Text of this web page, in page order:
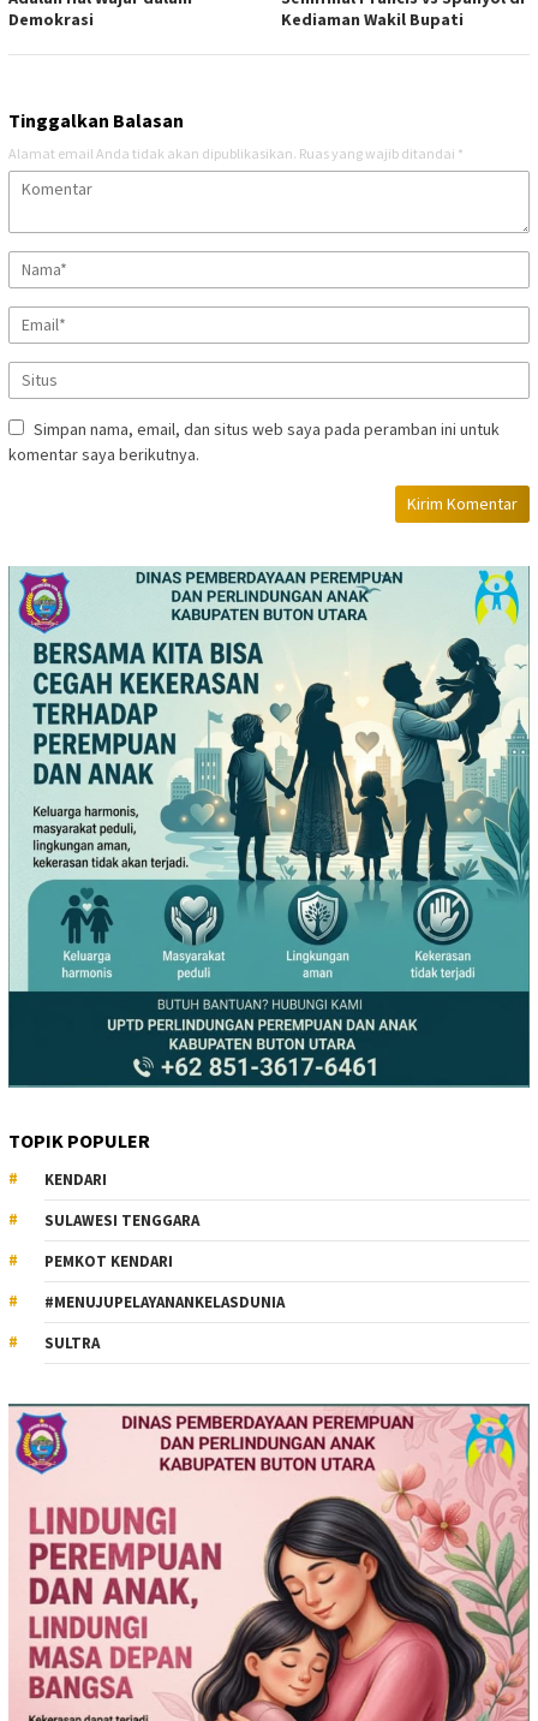
Demokrasi
Kediaman Wakil Bupati
Tinggalkan Balasan
Alamat email Anda tidak akan dipublikasikan. Ruas yang wajib ditandai *
Simpan nama, email, dan situs web saya pada peramban ini untuk
komentar saya berikutnya.
TOPIK POPULER
KENDARI
SULAWESI TENGGARA
PEMKOT KENDARI
#MENUJUPELAYANANKELASDUNIA
SULTRA